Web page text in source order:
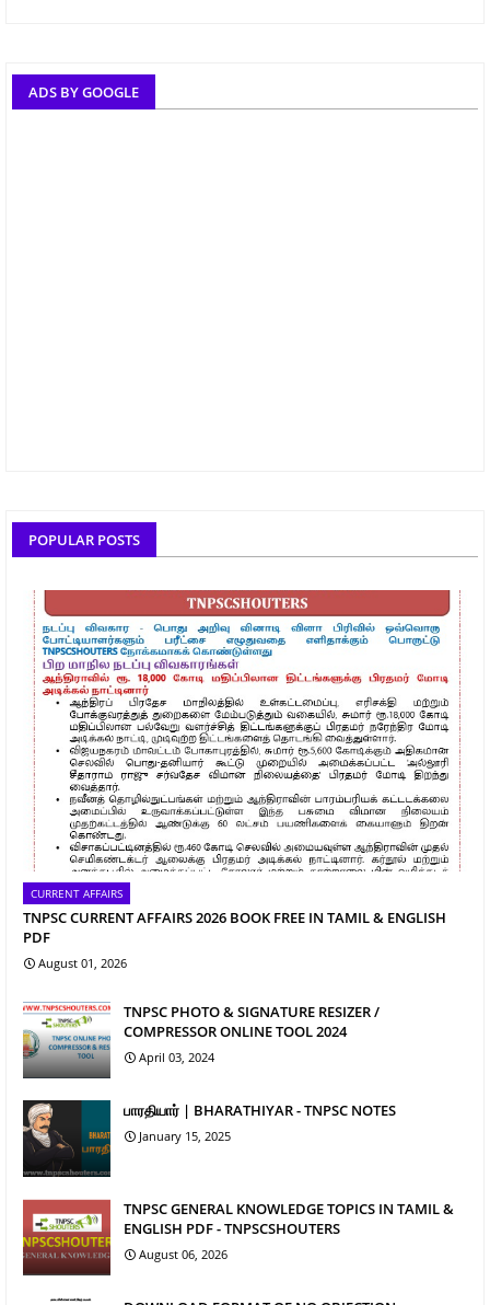
ADS BY GOOGLE
POPULAR POSTS
CURRENT AFFAIRS
TNPSC CURRENT AFFAIRS 2026 BOOK FREE IN TAMIL & ENGLISH
PDF
August 01, 2026
TNPSC PHOTO & SIGNATURE RESIZER /
COMPRESSOR ONLINE TOOL 2024
April 03, 2024
பாரதியார் | BHARATHIYAR - TNPSC NOTES
January 15, 2025
TNPSC GENERAL KNOWLEDGE TOPICS IN TAMIL &
ENGLISH PDF - TNPSCSHOUTERS
August 06, 2026